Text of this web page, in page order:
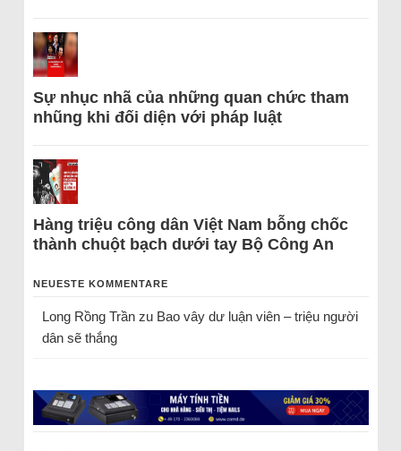
Sự nhục nhã của những quan chức tham
nhũng khi đối diện với pháp luật
Hàng triệu công dân Việt Nam bỗng chốc
thành chuột bạch dưới tay Bộ Công An
NEUESTE KOMMENTARE
Long Rồng Trầnzu Bao vây dư luận viên – triệu người
dân sẽ thắng